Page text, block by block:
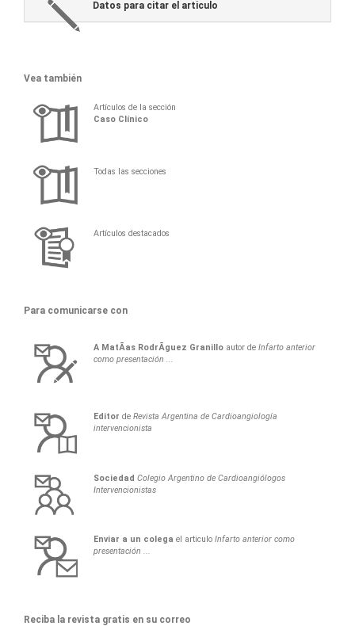
Datos para citar el articulo
Vea también
Artículos de la sección
Caso Clínico
Todas las secciones
Artículos destacados
Para comunicarse con
A MatÃ­as RodrÃ­guez Granillo autor deInfarto anterior
como presentación ...
Editor deRevista Argentina de Cardioangiología
intervencionista
Sociedad Colegio Argentino de Cardioangiólogos
Intervencionistas
Enviar a un colega el articuloInfarto anterior como
presentación ...
Reciba la revista gratis en su correo